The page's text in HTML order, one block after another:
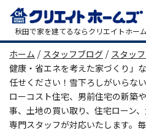
メインナビゲーション
秋田で家を建てるならクリエイトホー
ホーム / スタッフブログ / スタッ
健康・省エネを考えた家づくり」
任せください！雪下ろしがいらな
ローコスト住宅、男前住宅の新築
事、土地の買い取り、住宅ローン
専門スタッフが対応いたします。